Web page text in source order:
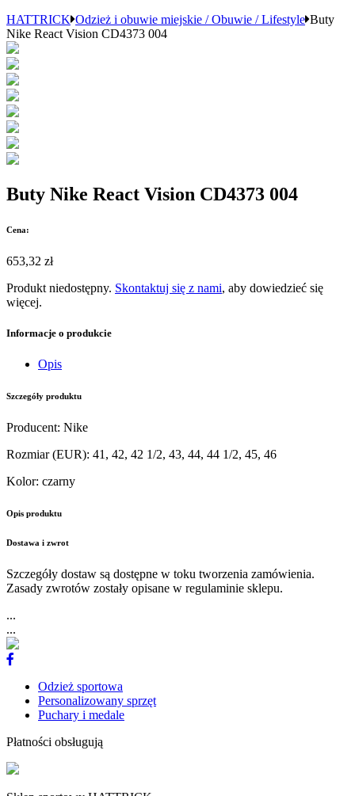
HATTRICK Odzież i obuwie miejskie / Obuwie / Lifestyle Buty
Nike React Vision CD4373 004
Buty Nike React Vision CD4373 004
Cena:
653,32 zł
Produkt niedostępny. Skontaktuj się z nami, aby dowiedzieć się
więcej.
Informacje o produkcie
Opis
Szczegóły produktu
Producent: Nike
Rozmiar (EUR): 41, 42, 42 1/2, 43, 44, 44 1/2, 45, 46
Kolor: czarny
Opis produktu
Dostawa i zwrot
Szczegóły dostaw są dostępne w toku tworzenia zamówienia.
Zasady zwrotów zostały opisane w regulaminie sklepu.
...
...
Odzież sportowa
Personalizowany sprzęt
Puchary i medale
Płatności obsługują